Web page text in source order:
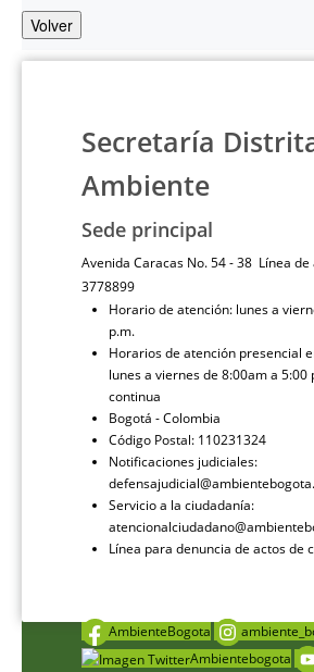
Volver
Secretaría
Ambiente
Sede principal
Avenida Caracas No. 54 - 38 Línea
3778899
Horario de atención: lunes a
p.m.
Horarios de atención presencial
lunes a viernes de 8:00am a 5:00
continua
Bogotá - Colombia
Código Postal: 110231324
Notificaciones judiciales:
Servicio a la ciudadanía:
Línea para denuncia de actos de
AmbienteBogota
Ambientebogota